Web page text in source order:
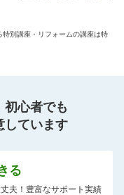
別講座・リフォームの講座は特
初心者でも
しています
る
夫！豊富なサポート実績